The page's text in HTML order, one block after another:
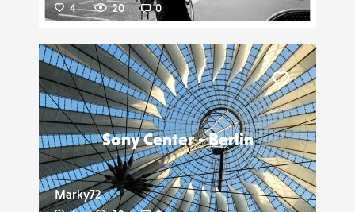
4 20 0
Sony Center - Berlin
Marky72
Liker